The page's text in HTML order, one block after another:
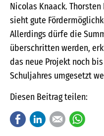
Nicolas Knaack.
sieht gute
Allerdings dürfe die
überschritten werden,
das neue Projekt noch
Schuljahres umgesetzt
Diesen Beitrag teilen:
FacebookLinkedInE-mail